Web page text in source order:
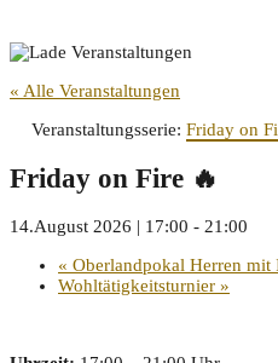
« Alle Veranstaltungen
Veranstaltungsserie: Friday on
Friday on Fire 🔥
14.August 2026 | 17:00 - 21:00
« Oberlandpokal Herren mit
Wohltätigkeitsturnier »